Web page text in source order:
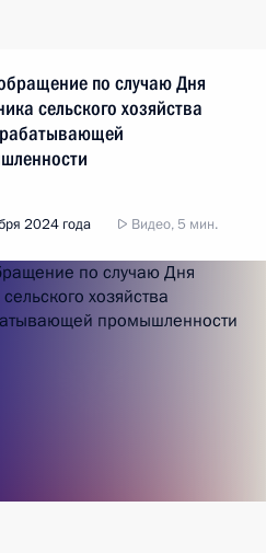
по случаю Дня
сельского хозяйства
2024 года Видео, 5 мин.